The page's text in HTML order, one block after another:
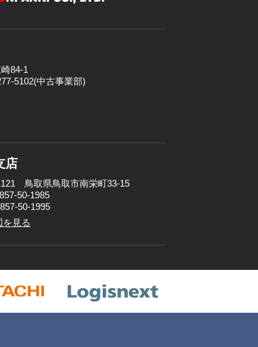
84-1
5102(中古事業部)
店
鳥取県鳥取市南栄町33-15
50-1985
50-1995
を見る